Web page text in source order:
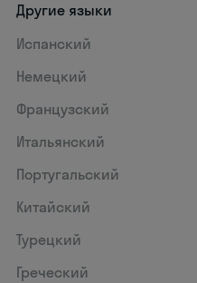
Другие языки
Испанский
Немецкий
Французский
Итальянский
Португальский
Китайский
Турецкий
Греческий